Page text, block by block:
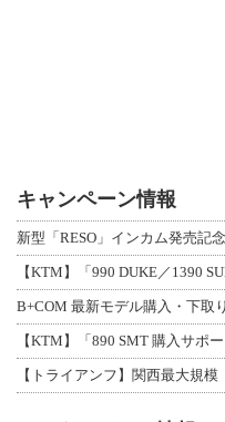
キャンペーン情報
【KTM】「990 DUKE／1390
【KTM】「890 SMT 購入サポ